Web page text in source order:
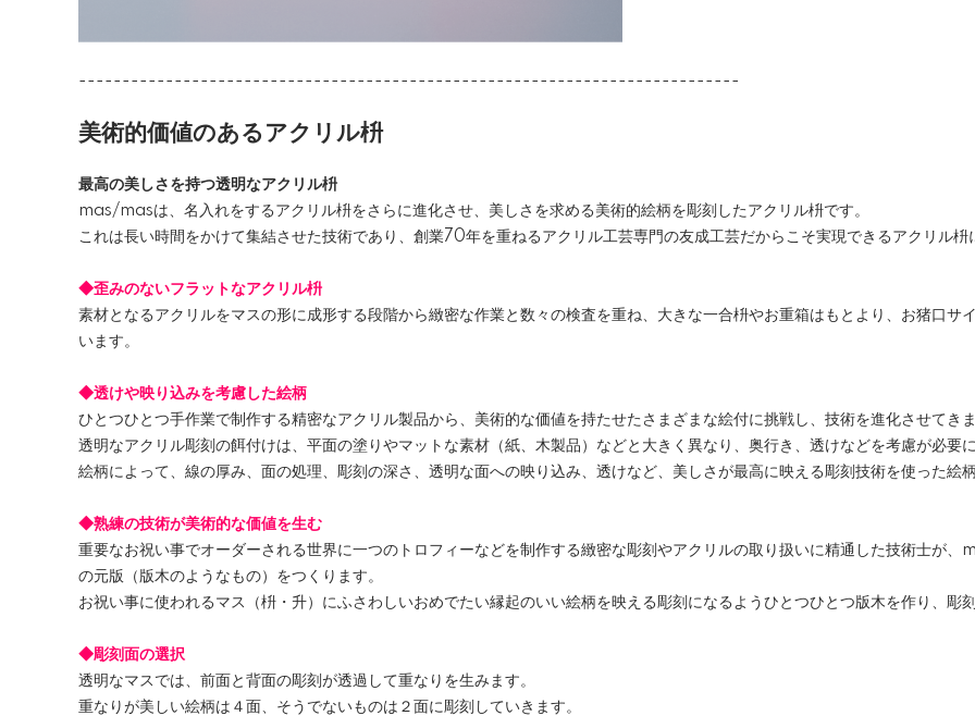
----------------------------------------------------------------------------
美術的価値のあるアクリル枡
最高の美しさを持つ透明なアクリル枡
mas/masは、名入れをするアクリル枡をさらに進化させ、美しさを求める美術的絵柄を彫刻したアクリル枡です。
これは長い時間をかけて集結させた技術であり、創業70年を重ねるアクリル工芸専門の友成工芸だからこそ実現できるアクリル枡
◆歪みのないフラットなアクリル枡
素材となるアクリルをマスの形に成形する段階から緻密な作業と数々の検査を重ね、大きな一合枡やお重箱はもとより、お猪口サ
います。
◆透けや映り込みを考慮した絵柄
ひとつひとつ手作業で制作する精密なアクリル製品から、美術的な価値を持たせたさまざまな絵付に挑戦し、技術を進化させてき
透明なアクリル彫刻の餌付けは、平面の塗りやマットな素材（紙、木製品）などと大きく異なり、奥行き、透けなどを考慮が必要
絵柄によって、線の厚み、面の処理、彫刻の深さ、透明な面への映り込み、透けなど、美しさが最高に映える彫刻技術を使った絵
◆熟練の技術が美術的な価値を生む
重要なお祝い事でオーダーされる世界に一つのトロフィーなどを制作する緻密な彫刻やアクリルの取り扱いに精通した技術士が
の元版（版木のようなもの）をつくります。
お祝い事に使われるマス（枡・升）にふさわしいおめでたい縁起のいい絵柄を映える彫刻になるようひとつひとつ版木を作り、彫
◆彫刻面の選択
透明なマスでは、前面と背面の彫刻が透過して重なりを生みます。
重なりが美しい絵柄は４面、そうでないものは２面に彫刻していきます。